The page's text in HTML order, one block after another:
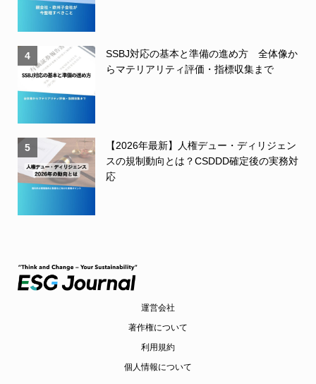
4
SSBJ対応の基本と準備の進め方 全体像か
らマテリアリティ評価・指標収集まで
5
【2026年最新】人権デュー・ディリジェン
スの規制動向とは？CSDDD確定後の実務対
応
運営会社
著作権について
利用規約
個人情報について